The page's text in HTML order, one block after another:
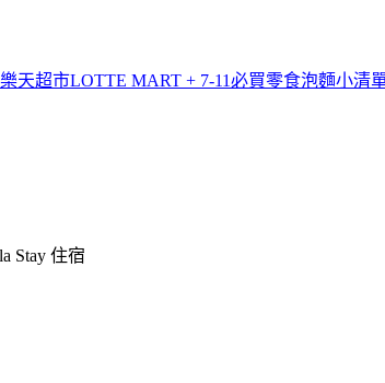
天超市LOTTE MART + 7-11必買零食泡麵小清